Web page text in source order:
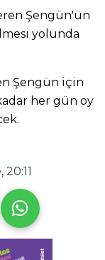
Şengün'ün
yolunda
Şengün için
her gün oy